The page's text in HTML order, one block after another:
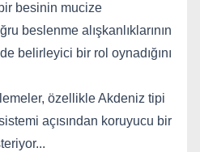
besinin mucize
beslenme alışkanlıklarının
belirleyici bir rol oynadığını
özellikle Akdeniz tipi
açısından koruyucu bir
..